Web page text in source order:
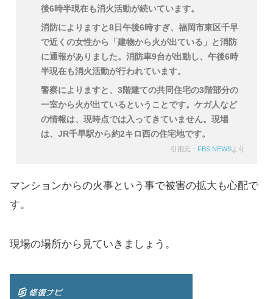
後6時半現在も消火活動が続いています。
消防によりますと8日午後6時すぎ、福岡市東区千早
で近くの女性から「建物から火が出ている」と消防
に通報がありました。消防車9台が出動し、午後6時
半現在も消火活動が行われています。
警察によりますと、3階建ての共同住宅の3階部分の
一室から火が出ているということです。ケガ人など
の情報は、現時点では入ってきていません。現場
は、JR千早駅から約2キロ西の住宅地です。
引用元： FBS NEWSより
マンションからの火事という事で被害の拡大も心配で
す。
現場の場所から見ていきましょう。